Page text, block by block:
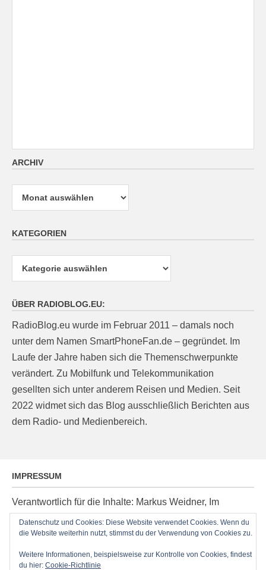
ARCHIV
Archiv
KATEGORIEN
ÜBER RADIOBLOG.EU:
RadioBlog.eu wurde im Februar 2011 – damals noch
unter dem Namen SmartPhoneFan.de – gegründet. Im
Laufe der Jahre haben sich die Themenschwerpunkte
verändert. Zu Mobilfunk und Telekommunikation
gesellten sich unter anderem Reisen und Medien. Seit
2022 widmet sich das Blog ausschließlich Berichten aus
dem Radio- und Medienbereich.
IMPRESSUM
Verantwortlich für die Inhalte: Markus Weidner, Im
Ziegelacker 20, D-63599 Biebergemünd, E-Mail:
post@radioblog.eu
Technik und Administration: Thomas Michel
Datenschutz und Cookies: Diese Website verwendet Cookies. Wenn du
die Website weiterhin nutzt, stimmst du der Verwendung von Cookies zu.
Weitere Informationen, beispielsweise zur Kontrolle von Cookies, findest
du hier: Cookie-Richtlinie